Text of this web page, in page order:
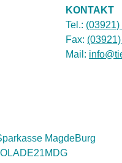
KONTAKT
Tel.: (03921)
Fax:
Mail:
MagdeBurg